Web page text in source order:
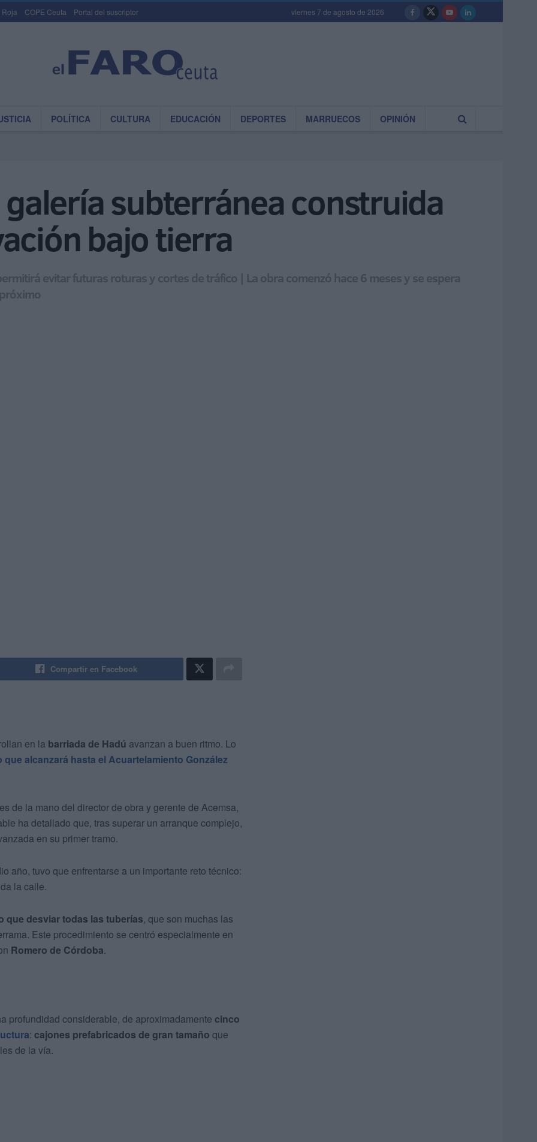
Roja COPE Ceuta Portal del suscriptor viernes 7 de agosto de 2026
POLÍTICA CULTURA EDUCACIÓN DEPORTES MARRUECOS OPINIÓN
galería subterránea construida
bajo tierra
evitar futuras roturas y cortes de tráfico | La obra comenzó hace 6 meses y se espera
Compartir en Facebook
en la barriada de Hadú avanzan a buen ritmo. Lo
alcanzará hasta el Acuartelamiento González
de la mano del director de obra y gerente de Acemsa,
ha detallado que, tras superar un arranque complejo,
en su primer tramo.
año, tuvo que enfrentarse a un importante reto técnico:
la calle.
que desviar todas las tuberías, que son muchas las
Este procedimiento se centró especialmente en
Romero de Córdoba.
profundidad considerable, de aproximadamente cinco
: cajones prefabricados de gran tamaño que
de la vía.